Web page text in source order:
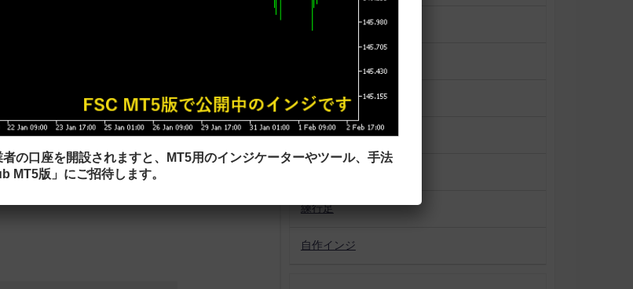
未分類
相場状況表示
練行足
自作インジ
の口座を開設されますと、MT5用のインジケーターやツール、手法
MT5版」にご招待します。